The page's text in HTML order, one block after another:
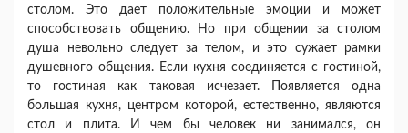
столом. Это дает положительные эмоции и может
способствовать общению. Но при общении за столом
душа невольно следует за телом, и это сужает рамки
душевного общения. Если кухня соединяется с гос­тиной,
то гостиная как таковая исчезает. Появляется одна
большая кухня, центром которой, естественно, являются
стол и плита. И чем бы человек ни зани­мался, он